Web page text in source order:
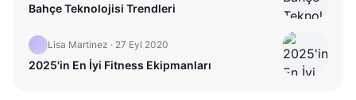
Bahçe Teknolojisi Trendleri
Lisa Martinez · 27 Eyl 2020
2025'in En İyi Fitness Ekipmanları